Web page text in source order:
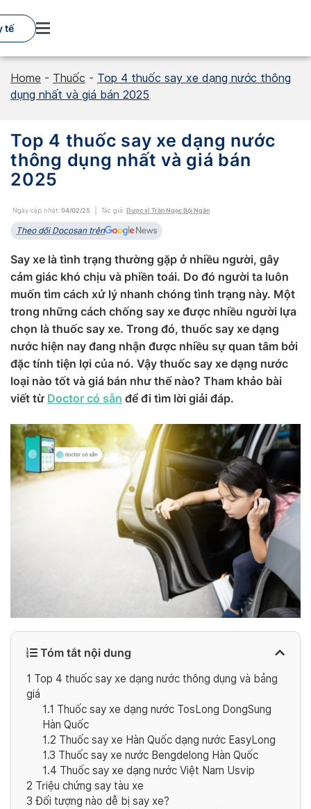
to
content
tế
Home - Thuốc - Top 4 thuốc say xe dạng nước thông
dụng nhất và giá bán 2025
Top 4 thuốc say xe dạng nước
thông dụng nhất và giá bán
2025
Ngày cập nhật: 04/02/25 Tác giả: Dược sĩ Trần Ngọc Bội Ngân
Theo dõi Docosan trên
Say xe là tình trạng thường gặp ở nhiều người, gây
cảm giác khó chịu và phiền toái. Do đó người ta luôn
muốn tìm cách xử lý nhanh chóng tình trạng này. Một
trong những cách chống say xe được nhiều người lựa
chọn là thuốc say xe. Trong đó, thuốc say xe dạng
nước hiện nay đang nhận được nhiều sự quan tâm bởi
đặc tính tiện lợi của nó. Vậy thuốc say xe dạng nước
loại nào tốt và giá bán như thế nào? Tham khảo bài
viết từ Doctor có sẵn để đi tìm lời giải đáp.
Tóm tắt nội dung
1 Top 4 thuốc say xe dạng nước thông dụng và bảng
giá
1.1 Thuốc say xe dạng nước TosLong DongSung
Hàn Quốc
1.2 Thuốc say xe Hàn Quốc dạng nước EasyLong
1.3 Thuốc say xe nước Bengdelong Hàn Quốc
1.4 Thuốc say xe dạng nước Việt Nam Usvip
2 Triệu chứng say tàu xe
3 Đối tượng nào dễ bị say xe?